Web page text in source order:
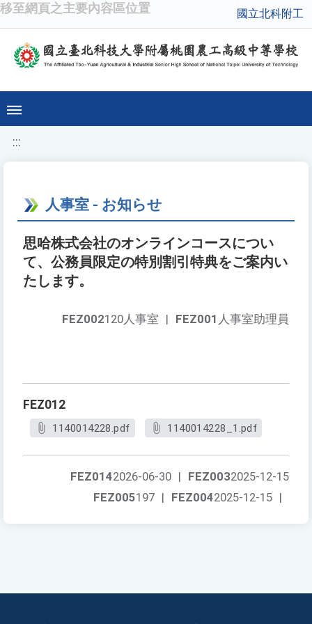
移至網頁之主要內容區位置 國立北科附工
:::
人事室 - お知らせ
思哈株式会社のオンラインコースについ
て、公務員限定の特別割引特典をご案内い
たします。
FEZ001 人事室助理員
FEZ002120人事室 |
FEZ012
1140014228.pdf 1140014228_1.pdf
FEZ0032025-12-15
FEZ0142026-06-30 |
FEZ0042025-12-15 |
FEZ005197 |